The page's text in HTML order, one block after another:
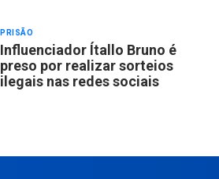
PRISÃO
Influenciador Ítallo Bruno é
preso por realizar sorteios
ilegais nas redes sociais